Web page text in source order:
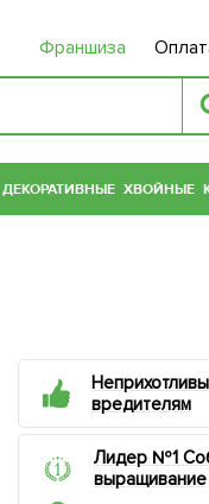
Франшиза
ДЕКОРАТИВНЫЕ ХВОЙНЫЕ
вредителям
Лидер №1
выращивание